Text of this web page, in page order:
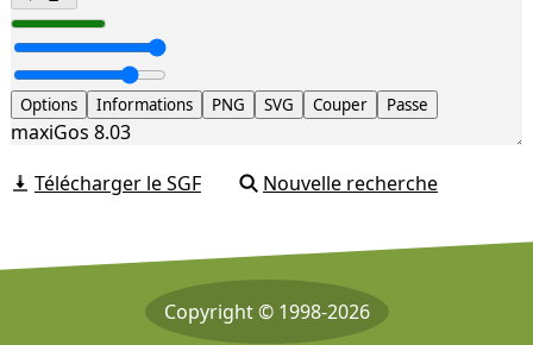
Options Informations PNG SVG Couper Passe
maxiGos 8.03
Télécharger le SGF
Nouvelle recherche
Copyright © 1998-2026